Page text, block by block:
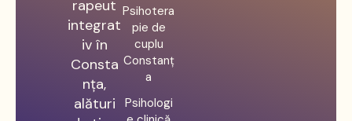
rapeut
integrat
iv în
Consta
nța,
alături
Psihotera
pie de
cuplu
Constanț
a
Psihologi